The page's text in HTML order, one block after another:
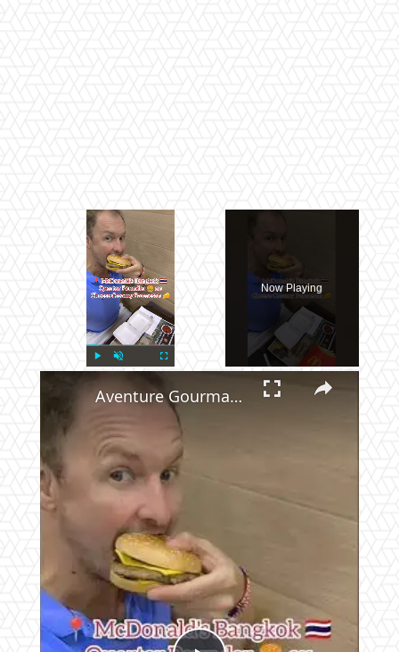
×
Now Playing
Aventure Gourmande à Bangkok : Quarter Pounder au Parmesan Crémeux